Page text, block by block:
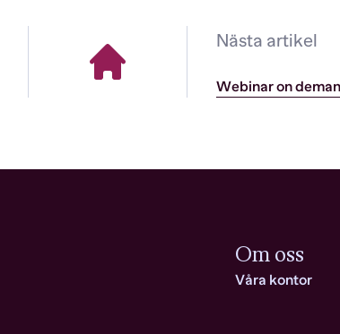
Nästa artikel
Webinar on
Om oss
Våra kontor